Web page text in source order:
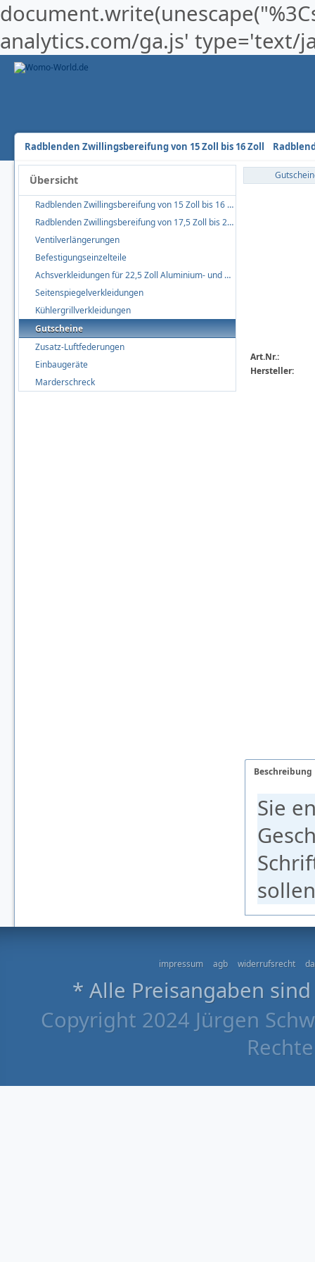
analytics.com/ga.js' type='text/
Radblenden Zwillingsbereifung von 15 Zoll bis 16 Zoll
Übersicht
Radblenden Zwillingsbereifung von 15 Zoll bis 16 Zoll
Radblenden Zwillingsbereifung von 17,5 Zoll bis 22,5 Zoll
Ventilverlängerungen
Befestigungseinzelteile
Achsverkleidungen für 22,5 Zoll Aluminium- und Stahlfelgen
Seitenspiegelverkleidungen
Kühlergrillverkleidungen
Gutscheine
Zusatz-Luftfederungen
Einbaugeräte
Marderschreck
Art.Nr.:
Hersteller:
Beschreibung
Sie
impressum agb widerrufsrecht
* Alle Preisangaben
Copyright 2024 Jürgen